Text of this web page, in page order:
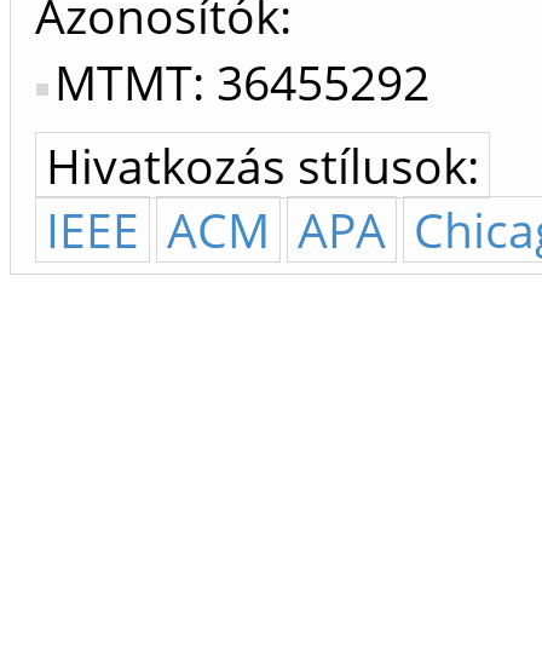
Azonosítók
MTMT: 36455292
Hivatkozás stílusok:
IEEE ACM APA